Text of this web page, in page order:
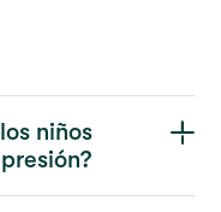
niños